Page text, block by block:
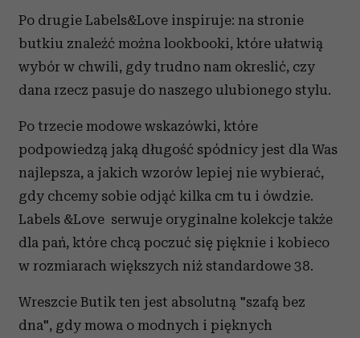
Po drugie Labels&Love inspiruje: na stronie
butkiu znaleźć można lookbooki, które ułatwią
wybór w chwili, gdy trudno nam okreslić, czy
dana rzecz pasuje do naszego ulubionego stylu.
Po trzecie modowe wskazówki, które
podpowiedzą jaką długość spódnicy jest dla Was
najlepsza, a jakich wzorów lepiej nie wybierać,
gdy chcemy sobie odjąć kilka cm tu i ówdzie.
Labels &Love serwuje oryginalne kolekcje także
dla pań, które chcą poczuć się pięknie i kobieco
w rozmiarach większych niż standardowe 38.
Wreszcie Butik ten jest absolutną "szafą bez
dna", gdy mowa o modnych i pięknych